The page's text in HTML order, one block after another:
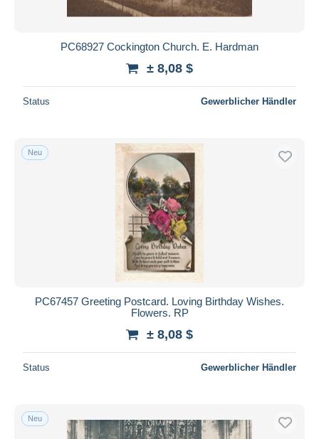
PC68927 Cockington Church. E. Hardman
± 8,08 $
Status Gewerblicher Händler
Neu
PC67457 Greeting Postcard. Loving Birthday Wishes.
Flowers. RP
± 8,08 $
Status Gewerblicher Händler
Neu